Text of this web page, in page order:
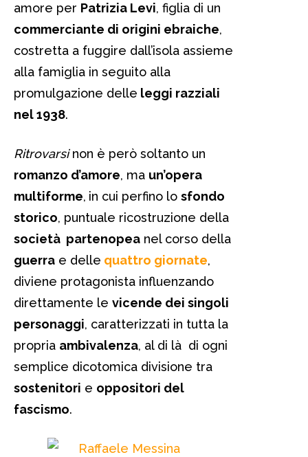
amore per Patrizia Levi, figlia di un
commerciante di origini ebraiche,
costretta a fuggire dall’isola assieme
alla famiglia in seguito alla
promulgazione delle leggi razziali
nel 1938.
Ritrovarsinon è però soltanto un
romanzo d’amore, ma un’opera
multiforme, in cui perfino lo sfondo
storico, puntuale ricostruzione della
società partenopea nel corso della
guerra e delle quattro giornate,
diviene protagonista influenzando
direttamente le vicende dei singoli
personaggi, caratterizzati in tutta la
propria ambivalenza, al di là di ogni
semplice dicotomica divisione tra
sostenitori e oppositori del
fascismo.